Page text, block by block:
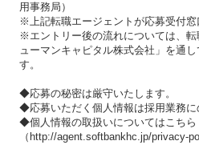
用事務局）
※上記転職エージェントが応募受付窓
※エントリー後の流れについては、
ューマンキャピタル株式会社」を通
す。
◆応募の秘密は厳守いたします。
◆応募いただく個人情報は採用業務に
◆個人情報の取扱いについてはこちら
（http://agent.softbankhc.jp/privacy-